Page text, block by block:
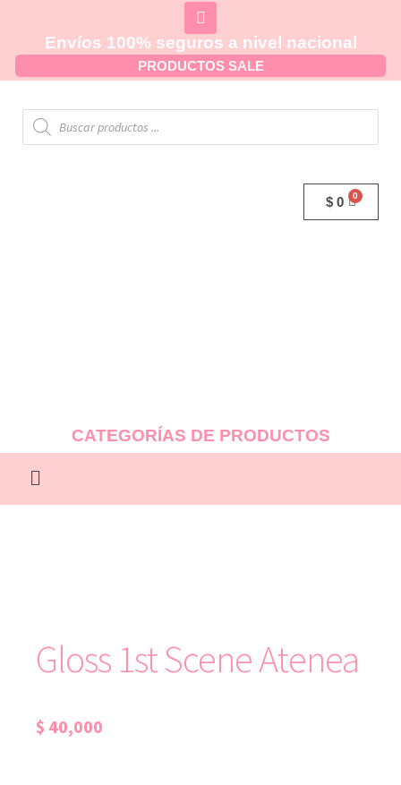
Envíos 100% seguros a nivel nacional
PRODUCTOS SALE
$ 0
CATEGORÍAS DE PRODUCTOS
Gloss 1st Scene Atenea
$ 40,000